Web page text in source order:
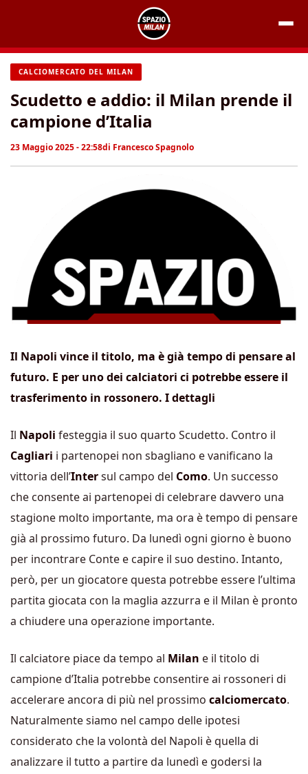
contenuto
CALCIOMERCATO DEL MILAN
Scudetto e addio: il Milan prende il
campione d’Italia
23 Maggio 2025 - 22:58di Francesco Spagnolo
Il Napoli vince il titolo, ma è già tempo di pensare al
futuro. E per uno dei calciatori ci potrebbe essere il
trasferimento in rossonero. I dettagli
Il Napoli festeggia il suo quarto Scudetto. Contro il
Cagliari i partenopei non sbagliano e vanificano la
vittoria dell’Intersul campo del Como. Un successo
che consente ai partenopei di celebrare davvero una
stagione molto importante, ma ora è tempo di pensare
già al prossimo futuro. Da lunedì ogni giorno è buono
per incontrare Conte e capire il suo destino. Intanto,
però, per un giocatore questa potrebbe essere l’ultima
partita giocata con la maglia azzurra e il Milan è pronto
a chiudere una operazione importante.
Il calciatore piace da tempo al Milan e il titolo di
campione d’Italia potrebbe consentire ai rossoneri di
accelerare ancora di più nel prossimo calciomercato.
Naturalmente siamo nel campo delle ipotesi
considerato che la volontà del Napoli è quella di
analizzare il tutto a partire da lunedì e godersi la